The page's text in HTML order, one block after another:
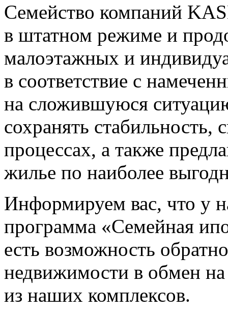
Семейство компаний
в штатном режиме и
малоэтажных и
в соответствие с
на сложившуюся
сохранять стабильность,
процессах, а также
жилье по наиболее
Информируем вас, что у
программа «Семейная
есть возможность
недвижимости в обмен
из наших комплексов.